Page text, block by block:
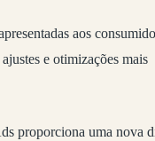
aos
e otimizações mais
proporciona uma nova